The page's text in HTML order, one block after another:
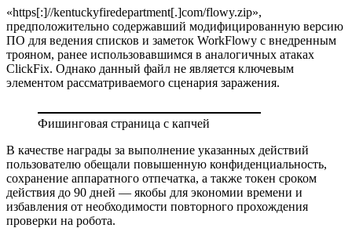
«https[:]//kentuckyfiredepartment[.]com/flowy.zip»,
предположительно содержавший модифицированную версию
ПО для ведения списков и заметок WorkFlowy с внедренным
трояном, ранее использовавшимся в аналогичных атаках
ClickFix. Однако данный файл не является ключевым
элементом рассматриваемого сценария заражения.
Фишинговая страница с капчей
В качестве награды за выполнение указанных действий
пользователю обещали повышенную конфиденциальность,
сохранение аппаратного отпечатка, а также токен сроком
действия до 90 дней — якобы для экономии времени и
избавления от необходимости повторного прохождения
проверки на робота.